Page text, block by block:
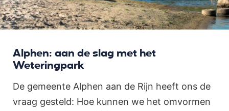
Alphen: aan de slag met het
Weteringpark
De gemeente Alphen aan de Rijn heeft ons de
vraag gesteld: Hoe kunnen we het omvormen